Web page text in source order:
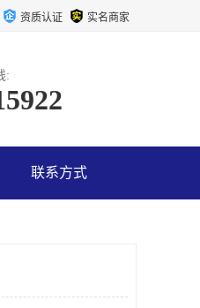
资质认证 实名商家
:
联系方式